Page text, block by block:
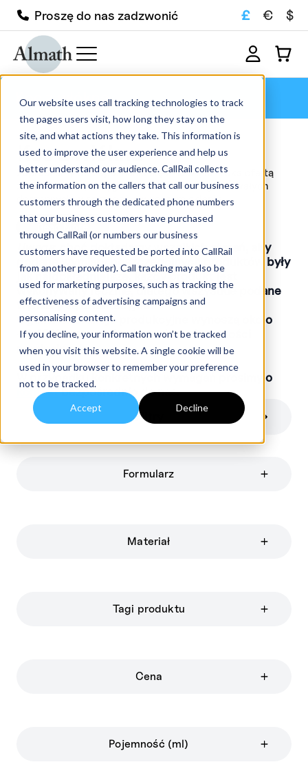
Our website uses call tracking technologies to track
the pages users visit, how long they stay on the
site, and what actions they take. This information is
used to improve the user experience and help us
better understand our audience. CallRail collects
the information on the callers that call our business
customers through the dedicated phone numbers
that our business customers have purchased
through CallRail (or numbers our business
customers have requested be ported into CallRail
from another provider). Call tracking may also be
used for marketing purposes, such as tracking the
effectiveness of advertising campaigns and
personalising content.
If you decline, your information won’t be tracked
when you visit this website. A single cookie will be
used in your browser to remember your preference
not to be tracked.
Accept Decline
Proszę do nas zadzwonić £ € $
Koc z włókna
Koc z włókna
Zapraszamy do zapoznania się z naszą szeroką ofertą
zaawansowanych tygli ceramicznych i ogniotrwałych
dostępnych w sprzedaży w naszym sklepie
internetowym. Posiadamy ponad 1000 produktów w
magazynie, dostępnych do szybkiej dostawy...
Uwaga; choć dokładamy wszelkich starań, aby
podane wymiary poszczególnych produktów były
jak najdokładniejsze, każdy produkt jest
wykonywany ręcznie, dlatego wszystkie podane
wymiary są orientacyjne.
Ogólne tolerancje produkcyjne wynoszą około
+/-10% w stosunku do podanych wartości
nominalnych.
W przypadku konkretnych wymagań prosimy o
kontaktbezpośrednio do nas.
Filtry
Formularz
Materiał
Tagi produktu
Cena
Pojemność (ml)